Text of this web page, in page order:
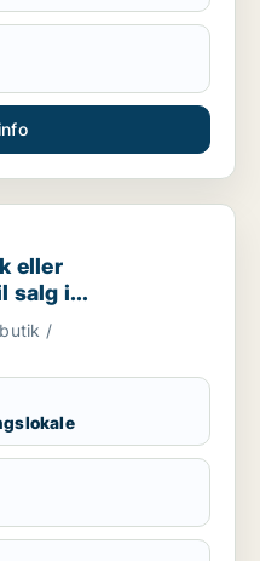
til salg i
eller
salg i
eller Fyn
/